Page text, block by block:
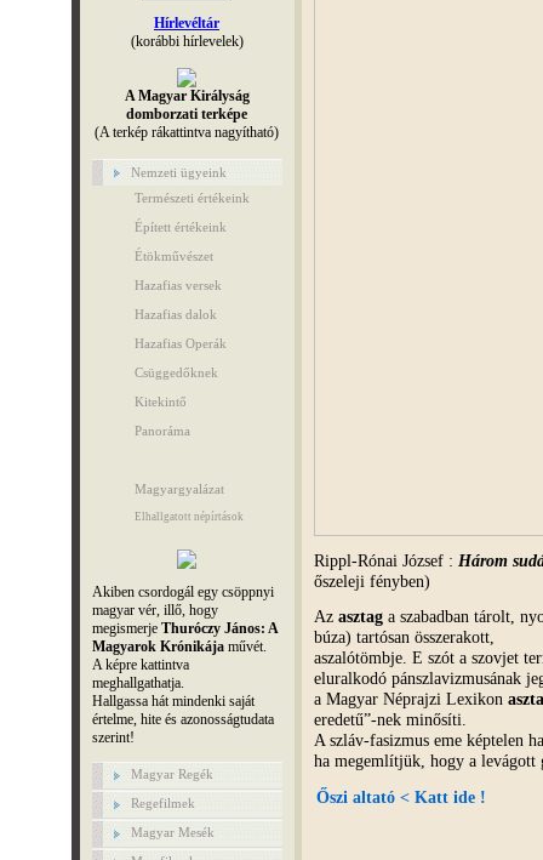
Hírlevéltár
(korábbi hírlevelek)
A Magyar Királyság
domborzati terképe
(A terkép rákattintva nagyítható)
Nemzeti ügyeink
Természeti értékeink
Épített értékeink
Étökművészet
Hazafias versek
Hazafias dalok
Hazafias Operák
Csüggedőknek
Kitekintő
Panoráma
Magyargyalázat
Elhallgatott népírtások
Akiben csordogál egy csöppnyi
magyar vér, illő, hogy
megismerje Thuróczy János: A
Magyarok Krónikájaművét.
A képre kattintva
meghallgathatja.
Hallgassa hát mindenki saját
értelme, hite és azonosságtudata
szerint!
Magyar Regék
Regefilmek
Magyar Mesék
Rippl-Rónai József : Három
őszeleji fényben)
Az asztaga szabadban tárolt,
búza) tartósan összerakott,
aszalótömbje. E szót a szovjet
eluralkodó pánszlavizmusának
a Magyar Néprajzi Lexikon
eredetű”-nek minősíti.
A szláv-fasizmus eme képtelen
ha megemlítjük, hogy a levágott
Őszi altató < Katt ide !